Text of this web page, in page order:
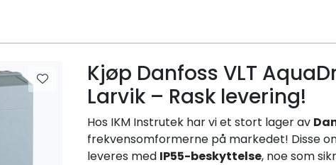
Kjøp Danfoss VLT
Larvik – Rask levering!
Hos IKM Instrutek har vi et stort lager av
frekvensomformerne på markedet! Disse
leveres med IP55-beskyttelse, noe som